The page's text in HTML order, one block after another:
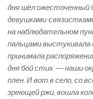
дня шёл ожесточенный
девушками-­
на наблюдательном
пальцами выстукивала
принимала
дня бой стих — наши
плен. И вот в село, со
зреющей ржи, вошла